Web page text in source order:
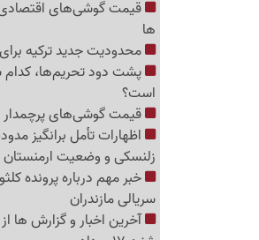
ها
محدودیت جدید ترکیه
پشت دود تحریم‌ها،
است؟
قیمت گوشی‌های پرچمدار امروز شنبه 17
اظهارات تأمل برانگیز
زلنسکی و وضعیت ارمنستان
سریالی مازندران
آخرین اخبار و گزارش ها